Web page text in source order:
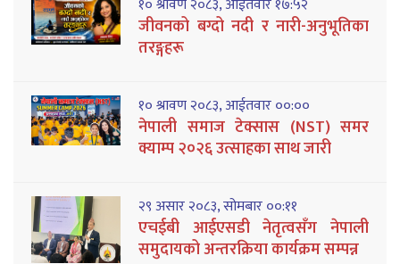
जीवनको बग्दो नदी र नारी-अनुभूतिका
तरङ्गहरू
१० श्रावण २०८३, आईतवार ००:००
नेपाली समाज टेक्सास (NST) समर
क्याम्प २०२६ उत्साहका साथ जारी
२९ असार २०८३, सोमबार ००:११
एचईबी आईएसडी नेतृत्वसँग नेपाली
समुदायको अन्तरक्रिया कार्यक्रम सम्पन्न